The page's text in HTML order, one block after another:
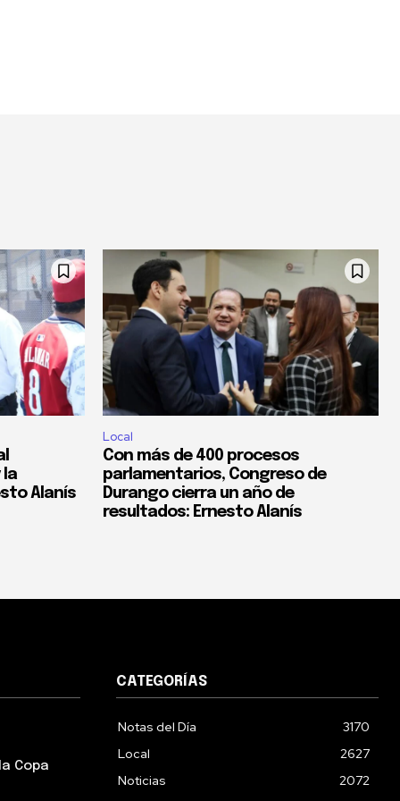
la
Alanís
Local
Con más de 400 procesos
parlamentarios, Congreso de
Durango cierra un año de
resultados: Ernesto Alanís
Copa
CATEGORÍAS
Notas del Día
3170
Local
2627
Noticias
2072